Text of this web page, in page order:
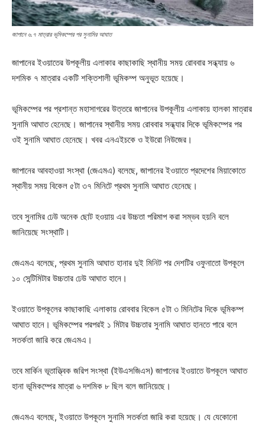
জাপানে ৬.৭ মাত্রার ভূমিকম্পের পর সুনামির আঘাত
জাপানের ইওয়াতের উপকূলীয় এলাকার কাছাকাছি স্থানীয় সময় রোববার সন্ধ্যায় ৬
দশমিক ৭ মাত্রার একটি শক্তিশালী ভূমিকম্প অনুভূত হয়েছে।
ভূমিকম্পের পর প্রশান্ত মহাসাগরের উত্তরে জাপানের উপকূলীয় এলাকায় হালকা মাত্রার
সুনামি আঘাত হেনেছে। জাপানের স্থানীয় সময় রোববার সন্ধ্যার দিকে ভূমিকম্পের পর
ওই সুনামি আঘাত হেনেছে। খবর এনএইচকে ও ইউরো নিউজের।
জাপানের আবহাওয়া সংস্থা (জেএমএ) বলেছে, জাপানের ইওয়াতে প্রদেশের মিয়াকোতে
স্থানীয় সময় বিকেল ৫টা ৩৭ মিনিটে প্রথম সুনামি আঘাত হেনেছে।
তবে সুনামির ঢেউ অনেক ছোট হওয়ায় এর উচ্চতা পরিমাপ করা সম্ভব হয়নি বলে
জানিয়েছে সংস্থাটি।
জেএমএ বলেছে, প্রথম সুনামি আঘাত হানার দুই মিনিট পর দেশটির ওফুনাতো উপকূলে
১০ সেন্টিমিটার উচ্চতার ঢেউ আঘাত হানে।
ইওয়াতে উপকূলের কাছাকাছি এলাকায় রোববার বিকেল ৫টা ৩ মিনিটের দিকে ভূমিকম্প
আঘাত হানে। ভূমিকম্পের পরপরই ১ মিটার উচ্চতার সুনামি আঘাত হানতে পারে বলে
সতর্কতা জারি করে জেএমএ।
তবে মার্কিন ভূতাত্ত্বিক জরিপ সংস্থা (ইউএসজিএস) জাপানের ইওয়াতে উপকূলে আঘাত
হানা ভূমিকম্পের মাত্রা ৬ দশমিক ৮ ছিল বলে জানিয়েছে।
জেএমএ বলেছে, ইওয়াতে উপকূলে সুনামি সতর্কতা জারি করা হয়েছে। যে যেকোনো